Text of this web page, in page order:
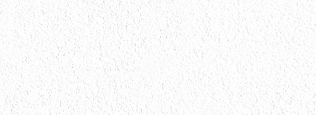
お問い合わせ